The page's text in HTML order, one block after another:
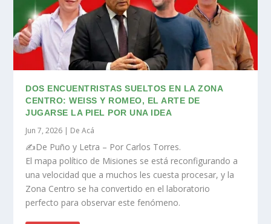
DOS ENCUENTRISTAS SUELTOS EN LA ZONA
CENTRO: WEISS Y ROMEO, EL ARTE DE
JUGARSE LA PIEL POR UNA IDEA
Jun 7, 2026 | De Acá
✍️De Puño y Letra – Por Carlos Torres.
El mapa político de Misiones se está reconfigurando a
una velocidad que a muchos les cuesta procesar, y la
Zona Centro se ha convertido en el laboratorio
perfecto para observar este fenómeno.